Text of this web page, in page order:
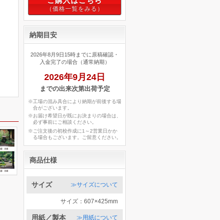
納期目安
2026年8月9日15時までに原稿確認・
入金完了の場合（通常納期）
2026年9月24日
までの出来次第出荷予定
※工場の混み具合により納期が前後する場
合がございます。
※お届け希望日が既にお決まりの場合は、
必ず事前にご相談ください。
※ご注文後の初校作成に1～2営業日かか
る場合もございます。ご留意ください。
商品仕様
サイズ ≫サイズについて
サイズ：607×425mm
用紙／製本 ≫用紙について